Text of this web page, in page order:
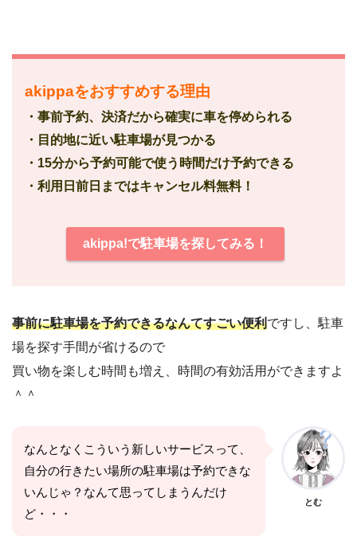
akippaをおすすめする理由
・事前予約、決済だから確実に車を停められる
・目的地に近い駐車場が見つかる
・15分から予約可能で使う時間だけ予約できる
・利用日前日まではキャンセル料無料！
akippa!で駐車場を探してみる！
事前に駐車場を予約できるなんてすごい便利ですし、駐車
場を探す手間が省けるので
買い物を楽しむ時間も増え、時間の有効活用ができますよ
＾＾
なんとなくこういう新しいサービスって、
自分の行きたい場所の駐車場は予約できな
いんじゃ？なんて思ってしまうんだけ
ど・・・
とむ